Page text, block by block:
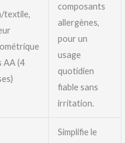
textile,
AA (4
composants
allergènes,
pour un
usage
quotidien
fiable sans
irritation.
Simplifie le